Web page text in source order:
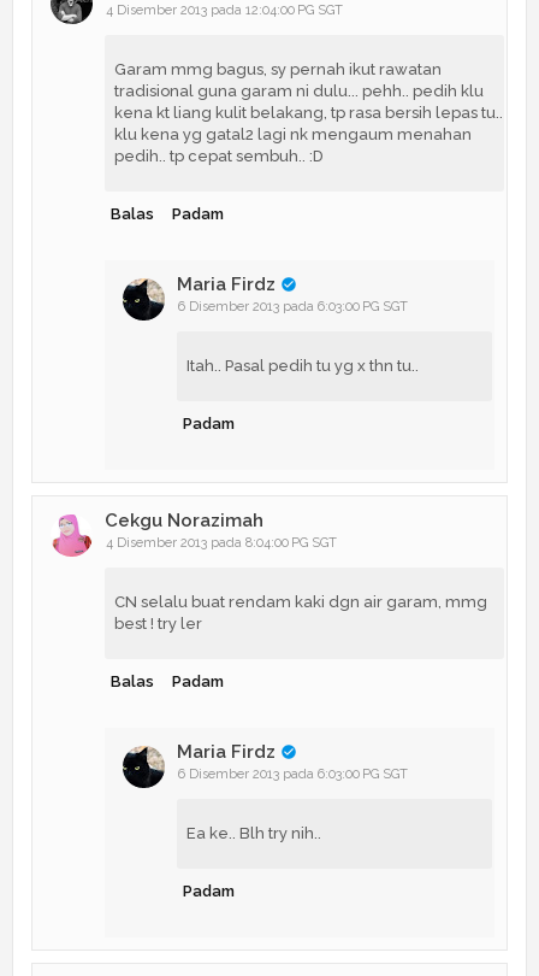
4 Disember 2013 pada 12:04:00 PG SGT
Garam mmg bagus, sy pernah ikut rawatan
tradisional guna garam ni dulu... pehh.. pedih klu
kena kt liang kulit belakang, tp rasa bersih lepas tu..
klu kena yg gatal2 lagi nk mengaum menahan
pedih.. tp cepat sembuh.. :D
Balas Padam
Maria Firdz
6 Disember 2013 pada 6:03:00 PG SGT
Itah.. Pasal pedih tu yg x thn tu..
Padam
Cekgu Norazimah
4 Disember 2013 pada 8:04:00 PG SGT
CN selalu buat rendam kaki dgn air garam, mmg
best ! try ler
Balas Padam
Maria Firdz
6 Disember 2013 pada 6:03:00 PG SGT
Ea ke.. Blh try nih..
Padam